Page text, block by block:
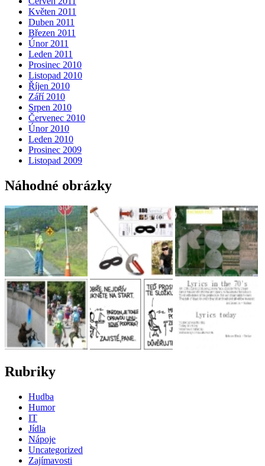
Květen 2011
Duben 2011
Březen 2011
Únor 2011
Leden 2011
Prosinec 2010
Listopad 2010
Říjen 2010
Září 2010
Srpen 2010
Červenec 2010
Únor 2010
Leden 2010
Prosinec 2009
Listopad 2009
Náhodné obrázky
Rubriky
Hudba
Humor
IT
Jídla
Nápoje
Uncategorized
Zajímavosti